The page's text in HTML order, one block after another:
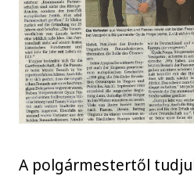
A polgármestertől